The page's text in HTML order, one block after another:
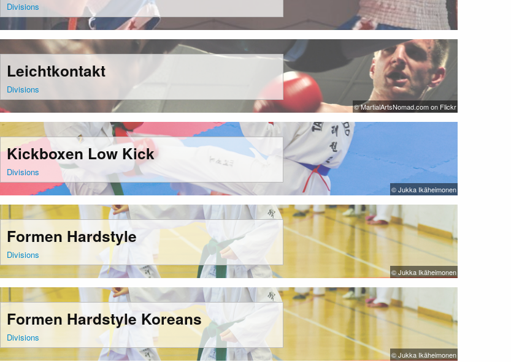
Divisions
Leichtkontakt
Divisions
© MartialArtsNomad.com on Flickr
Kickboxen Low Kick
Divisions
© Jukka Ikäheimonen
Formen Hardstyle
Divisions
© Jukka Ikäheimonen
Formen Hardstyle Koreans
Divisions
© Jukka Ikäheimonen